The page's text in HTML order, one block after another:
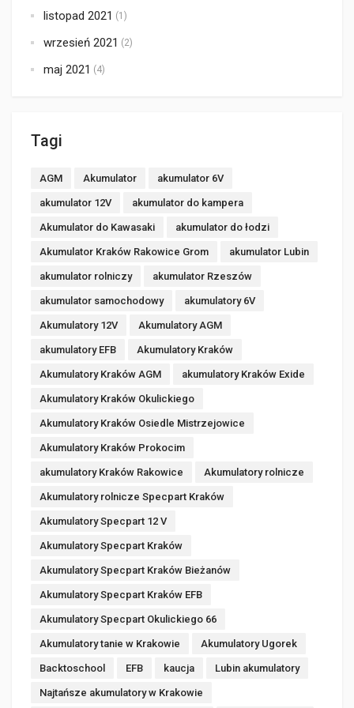
listopad 2021 (1)
wrzesień 2021 (2)
maj 2021 (4)
Tagi
AGM Akumulator akumulator 6V
akumulator 12V akumulator do kampera
Akumulator do Kawasaki akumulator do łodzi
Akumulator Kraków Rakowice Grom akumulator Lubin
akumulator rolniczy akumulator Rzeszów
akumulator samochodowy akumulatory 6V
Akumulatory 12V Akumulatory AGM
akumulatory EFB Akumulatory Kraków
Akumulatory Kraków AGM akumulatory Kraków Exide
Akumulatory Kraków Okulickiego
Akumulatory Kraków Osiedle Mistrzejowice
Akumulatory Kraków Prokocim
akumulatory Kraków Rakowice Akumulatory rolnicze
Akumulatory rolnicze Specpart Kraków
Akumulatory Specpart 12 V
Akumulatory Specpart Kraków
Akumulatory Specpart Kraków Bieżanów
Akumulatory Specpart Kraków EFB
Akumulatory Specpart Okulickiego 66
Akumulatory tanie w Krakowie Akumulatory Ugorek
Backtoschool EFB kaucja Lubin akumulatory
Najtańsze akumulatory w Krakowie